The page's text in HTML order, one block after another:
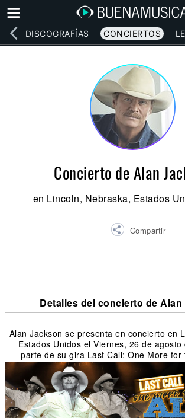
DISCOGRAFÍAS CONCIERTOS
Concierto de Alan
en Lincoln, Nebraska, Estados
Compartir
Detalles del concierto de
Alan Jackson se presenta en concierto en
Estados Unidos el Viernes, 26 de agosto
parte de su gira Last Call: One More for